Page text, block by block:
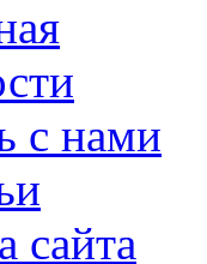
с нами
сайта